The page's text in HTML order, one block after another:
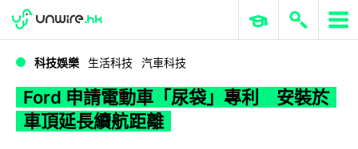
WWDC 2026 ERP 與商業 AI
科技娛樂 生活科技 汽車科技
Ford 申請電動車「尿袋」專利 安裝於
車頂延長續航距離